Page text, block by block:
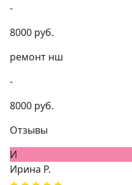
-
8000 руб.
ремонт нш
-
8000 руб.
Отзывы
И
Ирина Р.